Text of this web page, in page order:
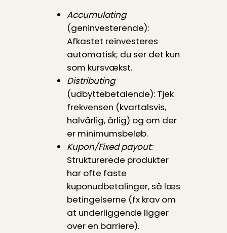
Accumulating
(geninvesterende):
Afkastet reinvesteres
automatisk; du ser det kun
som kursvækst.
Distributing
(udbyttebetalende): Tjek
frekvensen (kvartalsvis,
halvårlig, årlig) og om der
er minimumsbeløb.
Kupon/Fixed payout:
Strukturerede produkter
har ofte faste
kuponudbetalinger, så læs
betingelserne (fx krav om
at underliggende ligger
over en barriere).